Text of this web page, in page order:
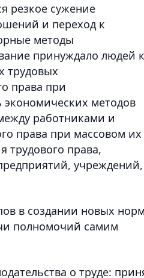
резкое сужение
и переход к
методы
принуждало людей к
трудовых
права при
экономических методов
работниками и
права при массовом их
трудового права,
учреждений,
в создании новых
полномочий самим
о труде: